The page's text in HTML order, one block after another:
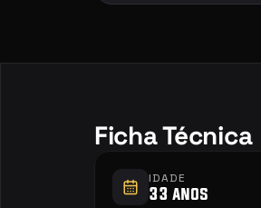
Ficha Técnica
IDADE
33 anos